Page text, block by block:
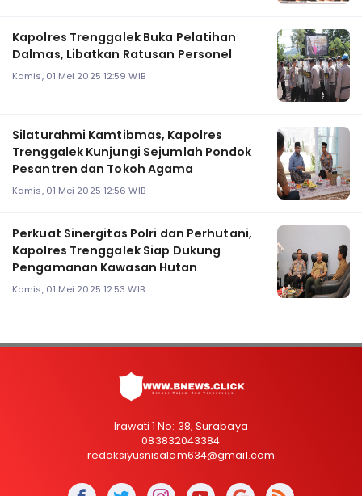
Kapolres Trenggalek Buka Pelatihan
Dalmas, Libatkan Ratusan Personel
Kamis, 01 Mei 2025 12:59 WIB
Silaturahmi Kamtibmas, Kapolres
Trenggalek Kunjungi Sejumlah Pondok
Pesantren dan Tokoh Agama
Kamis, 01 Mei 2025 12:56 WIB
Perkuat Sinergitas Polri dan Perhutani,
Kapolres Trenggalek Siap Dukung
Pengamanan Kawasan Hutan
Kamis, 01 Mei 2025 12:53 WIB
Irawati 1 No: 38, Surabaya
083832043384
redaksiyusnisalam634@gmail.com